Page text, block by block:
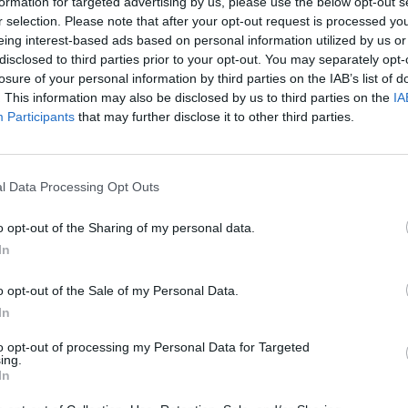
selection. Please note that after your opt-out request is processed
interest-based ads based on personal information utilized by us
to third parties prior to your opt-out. You may separately
of your personal information by third parties on the IAB’s list of
This information may also be disclosed by us to third parties on the
Participants that may further disclose it to other third parties.
Data Processing Opt Outs
opt-out of the Sharing of my personal data.
opt-out of the Sale of my Personal Data.
opt-out of processing my Personal Data for Targeted
01-07-2014